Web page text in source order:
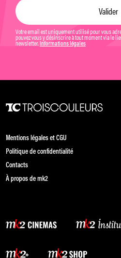
Votre email est uniquement utilisé pour vous
pouvez vous y désinscrire à tout moment via le
newsletter. Informations légales
Mentions légales et CGU
Politique de confidentialité
Contacts
À propos de mk2